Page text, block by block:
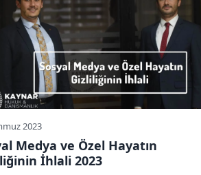
2023
Medya ve Özel Hayatın
İhlali 2023